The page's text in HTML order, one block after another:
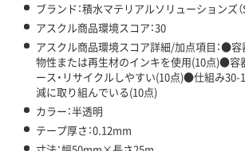
ブランド：積水マテリアルソリューションズ（
アスクル商品環境スコア：30
アスクル商品環境スコア詳細/加点項目：●
物性または再生材のインキを使用(10点)●容
ース・リサイクルしやすい(10点)●仕組み30-
減に取り組んでいる(10点)
カラー：半透明
テープ厚さ：0.12mm